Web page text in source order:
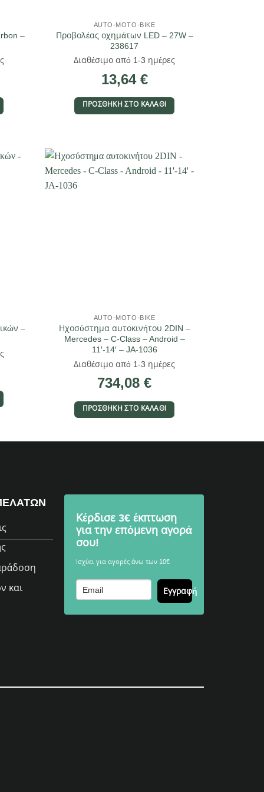
–
AUTO-MOTO-BIKE
Προβολέας οχημάτων LED – 27W –
238617
Διαθέσιμο από 1-3 ημέρες
13,64 €
ΠΡΟΣΘΉΚΗ ΣΤΟ ΚΑΛΆΘΙ
–
AUTO-MOTO-BIKE
Ηχοσύστημα αυτοκινήτου 2DIN –
Mercedes – C-Class – Android –
11′-14′ – JA-1036
Διαθέσιμο από 1-3 ημέρες
734,08 €
ΠΡΟΣΘΉΚΗ ΣΤΟ ΚΑΛΆΘΙ
και
Κέρδισε 3€ έκπτωση
για την επόμενη αγορά
σου!
Ισχύει για αγορές άνω των 10€
Εγγραφή